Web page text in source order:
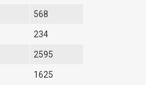
568
234
2595
1625